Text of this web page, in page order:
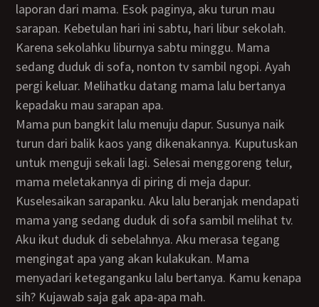
laporan dari mama. Esok paginya, aku turun mau
sarapan. Kebetulan hari ini sabtu, hari libur sekolah.
Karena sekolahku liburnya sabtu minggu. Mama
sedang duduk di sofa, nonton tv sambil ngopi. Ayah
pergi keluar. Melihatku datang mama lalu bertanya
kepadaku mau sarapan apa.
Mama pun bangkit lalu menuju dapur. Susunya naik
turun dari balik kaos yang dikenakannya. Kuputuskan
untuk menguji sekali lagi. Selesai menggoreng telur,
mama meletakannya di piring di meja dapur.
Kuselesaikan sarapanku. Aku lalu beranjak mendapati
mama yang sedang duduk di sofa sambil melihat tv.
Aku ikut duduk di sebelahnya. Aku merasa tegang
mengingat apa yang akan kulakukan. Mama
menyadari keteganganku lalu bertanya. Kamu kenapa
sih? Kujawab saja gak apa-apa mah.